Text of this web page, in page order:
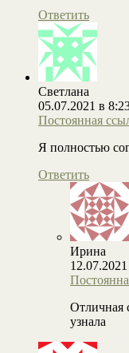
Ответить
Светлана
05.07.2021 в
Постоянная
Я полностью
Ответить
Ирина
Отличная
узнала